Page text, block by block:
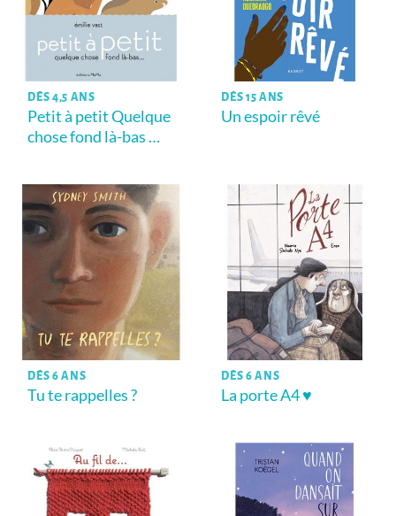
DÈS 4,5 ANS
Petit à petit Quelque
chose fond là-bas …
DÈS 15 ANS
Un espoir rêvé
DÈS 6 ANS
Tu te rappelles ?
DÈS 6 ANS
La porte A4 ♥